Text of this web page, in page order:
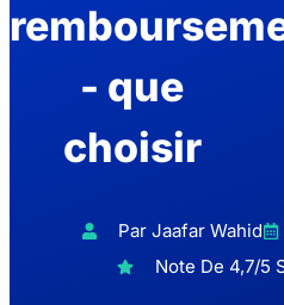
- que
choisir
Par Jaafar Wahid
Note De 4,7/5